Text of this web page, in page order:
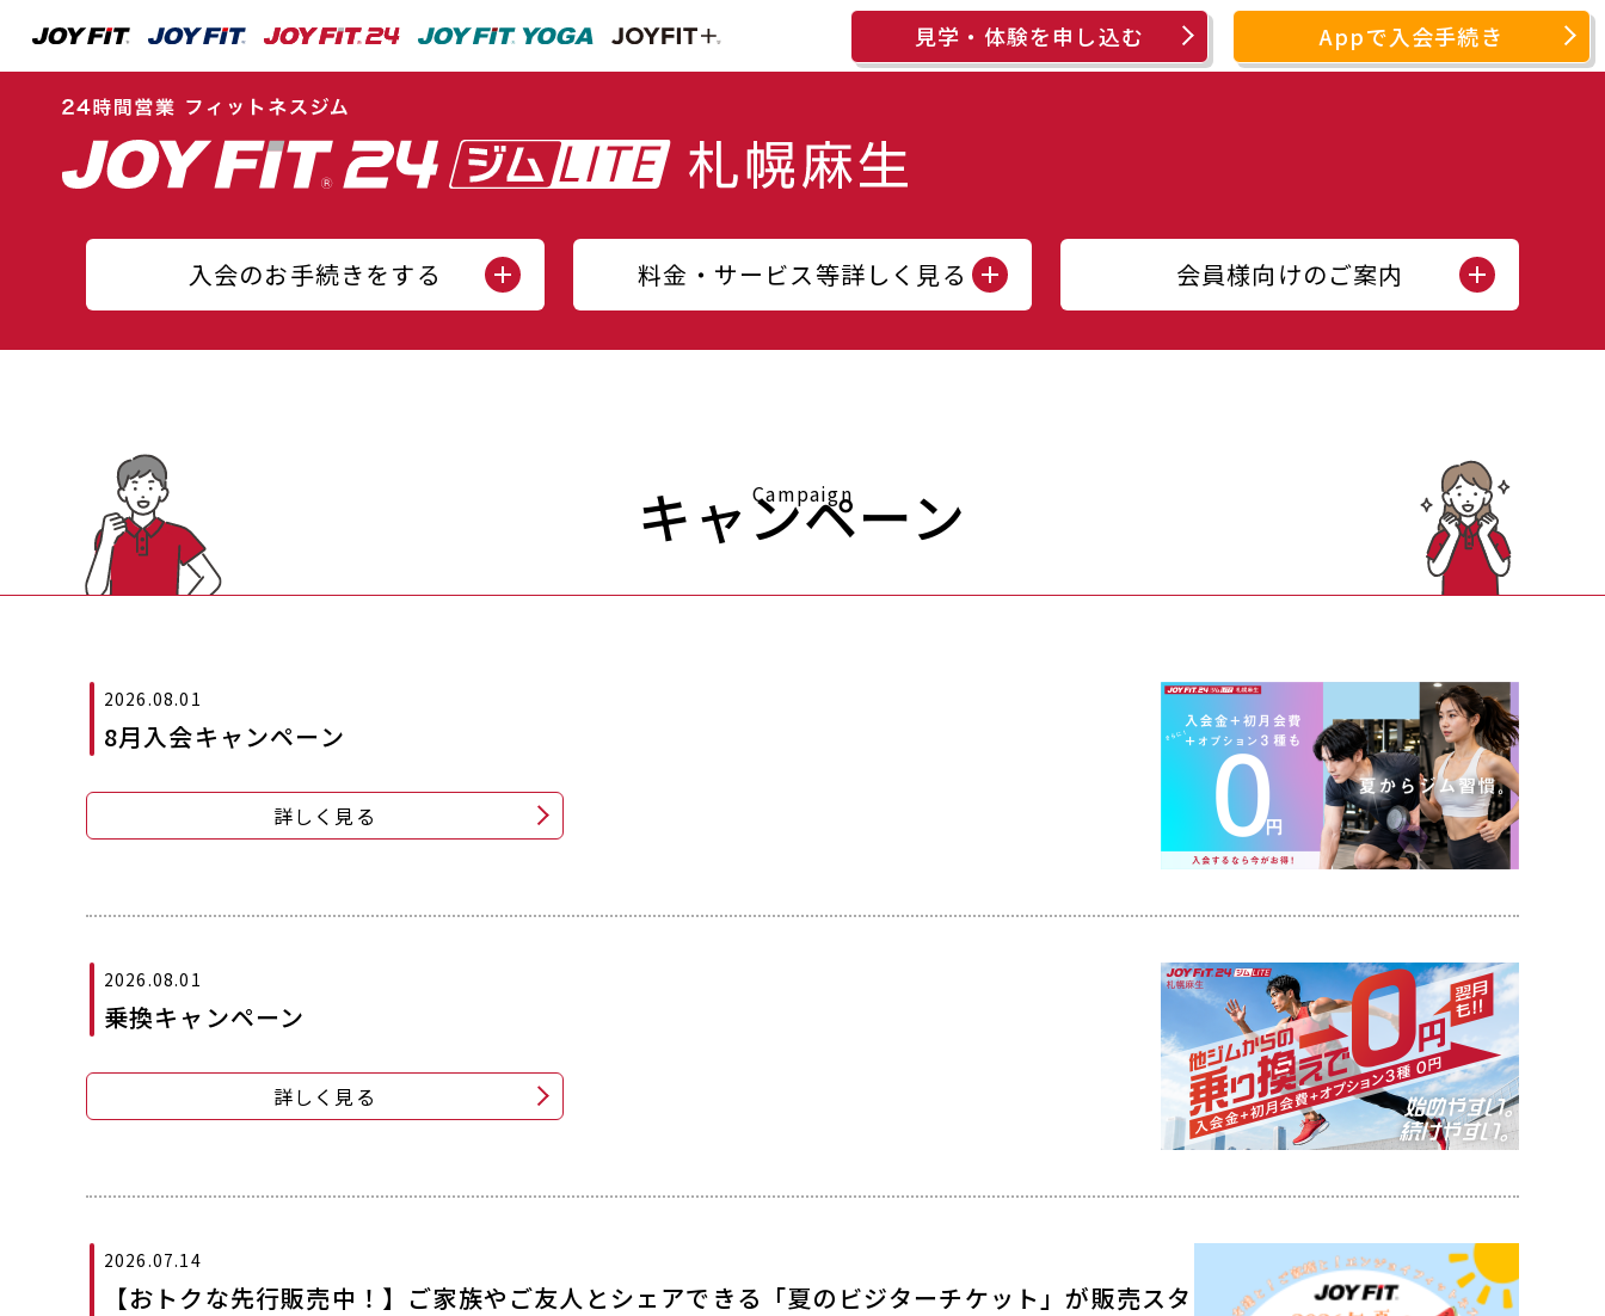
見学・体験を申し込む Appで入会手続き
入会のお手続きをする 料金・サービス等詳しく見る 会員様向けのご案内
Campaign
キャンペーン
2026.08.01
8月入会キャンペーン
詳しく見る
2026.08.01
乗換キャンペーン
詳しく見る
2026.07.14
【おトクな先行販売中！】ご家族やご友人とシェアできる「夏のビジターチケット」が販売スタ